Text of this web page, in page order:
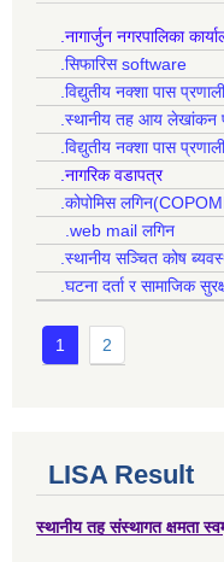
.नागार्जुन नगरपालिका
.सिफारिस software
.विद्युतीय नक्शा पास प्रणाली
.स्थानीय तह आय लेखांकन
.विद्युतीय नक्शा पास प्रणाली
.नागरिक वडापत्र
.कोपोमिस
.web mail लगिन
.स्थानीय सञ्चित कोष
.घटना दर्ता र सामाजिक
1 2
LISA Result
स्थानीय तह संस्थागत क्षमता